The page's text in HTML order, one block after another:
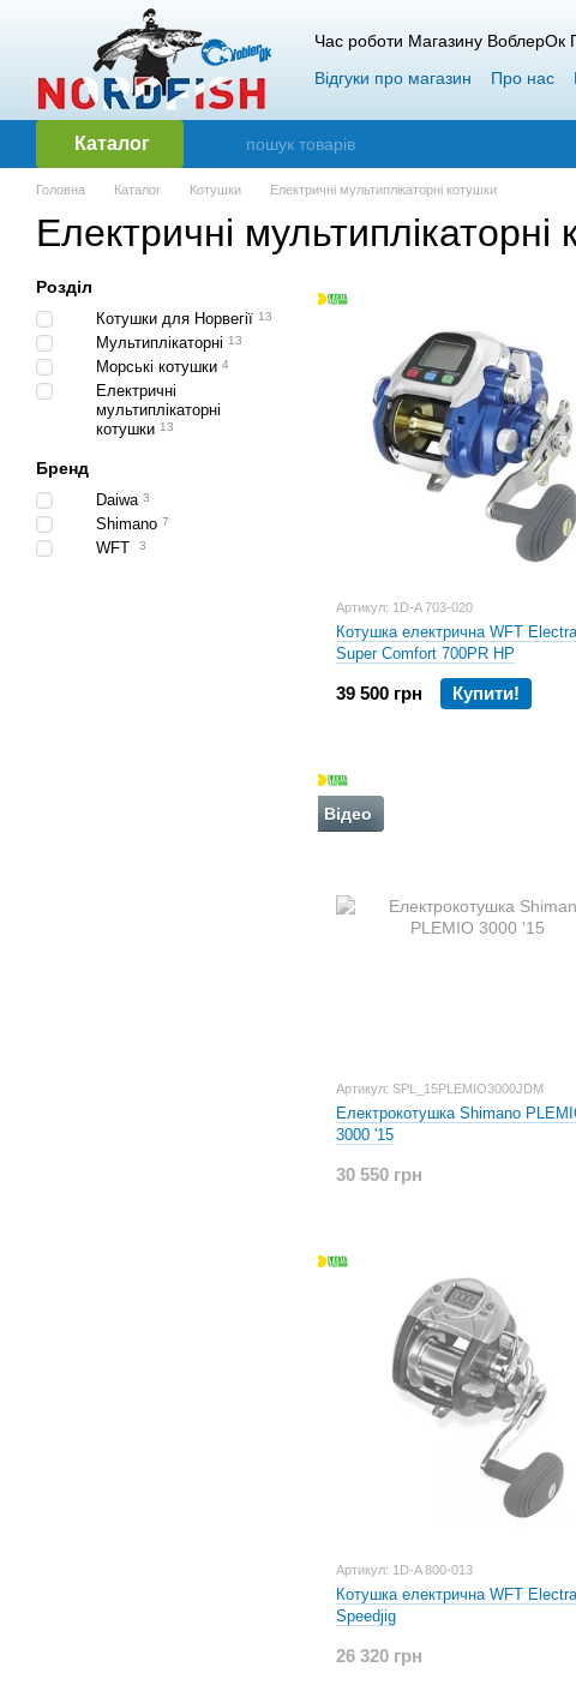
Перейти до основного контенту
Час роботи Магазину
Відгуки про магазин
Про нас
Каталог
Головна Каталог Котушки Електричні мультиплікаторні котушки
Електричні мультиплікаторні
Артикул: 1D-A 703-020
Котушка електрична WFT Electra
Super Comfort 700PR HP
39 500 грн Купити!
Відео
Артикул: SPL_15PLEMIO3000JDM
Електрокотушка Shimano
3000 '15
30 550 грн
Артикул: 1D-A 800-013
Котушка електрична WFT
Speedjig
26 320 грн
Розділ
Котушки для Норвегії 13
Мультиплікаторні 13
Морські котушки 4
Електричні
мультиплікаторні
котушки 13
Бренд
Daiwa 3
Shimano 7
WFT 3